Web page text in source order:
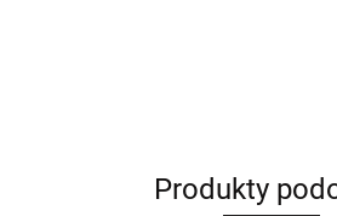
Barut
Produkty